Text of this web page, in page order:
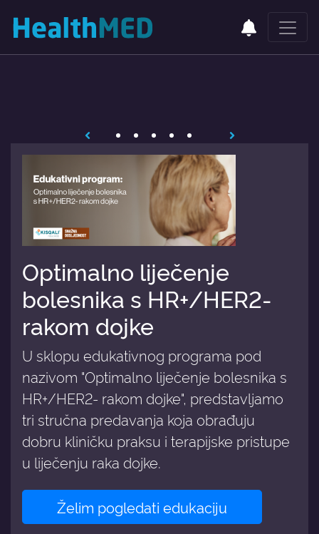
Optimalno liječenje
bolesnika s HR+/HER2-
rakom dojke
U sklopu edukativnog programa pod
nazivom "Optimalno liječenje bolesnika s
HR+/HER2- rakom dojke", predstavljamo
tri stručna predavanja koja obrađuju
dobru kliničku praksu i terapijske pristupe
u liječenju raka dojke.
Želim pogledati edukaciju